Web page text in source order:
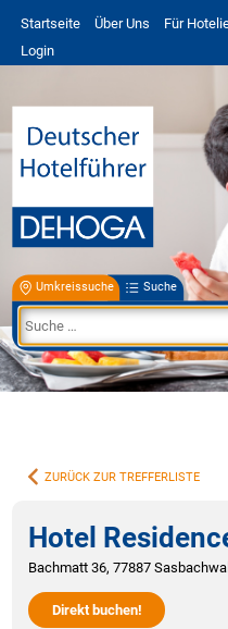
Startseite Über Uns Für
Login
Umkreissuche Suche
ZURÜCK ZUR TREFFERLISTE
Hotel
Bachmatt 36, 77887
Direkt buchen!